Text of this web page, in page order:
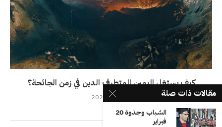
كيف يستغل اليمين المتطرف الدين في زمن الجائحة؟
مقالات ذات صلة
الشباب وجذوة 20
فبراير